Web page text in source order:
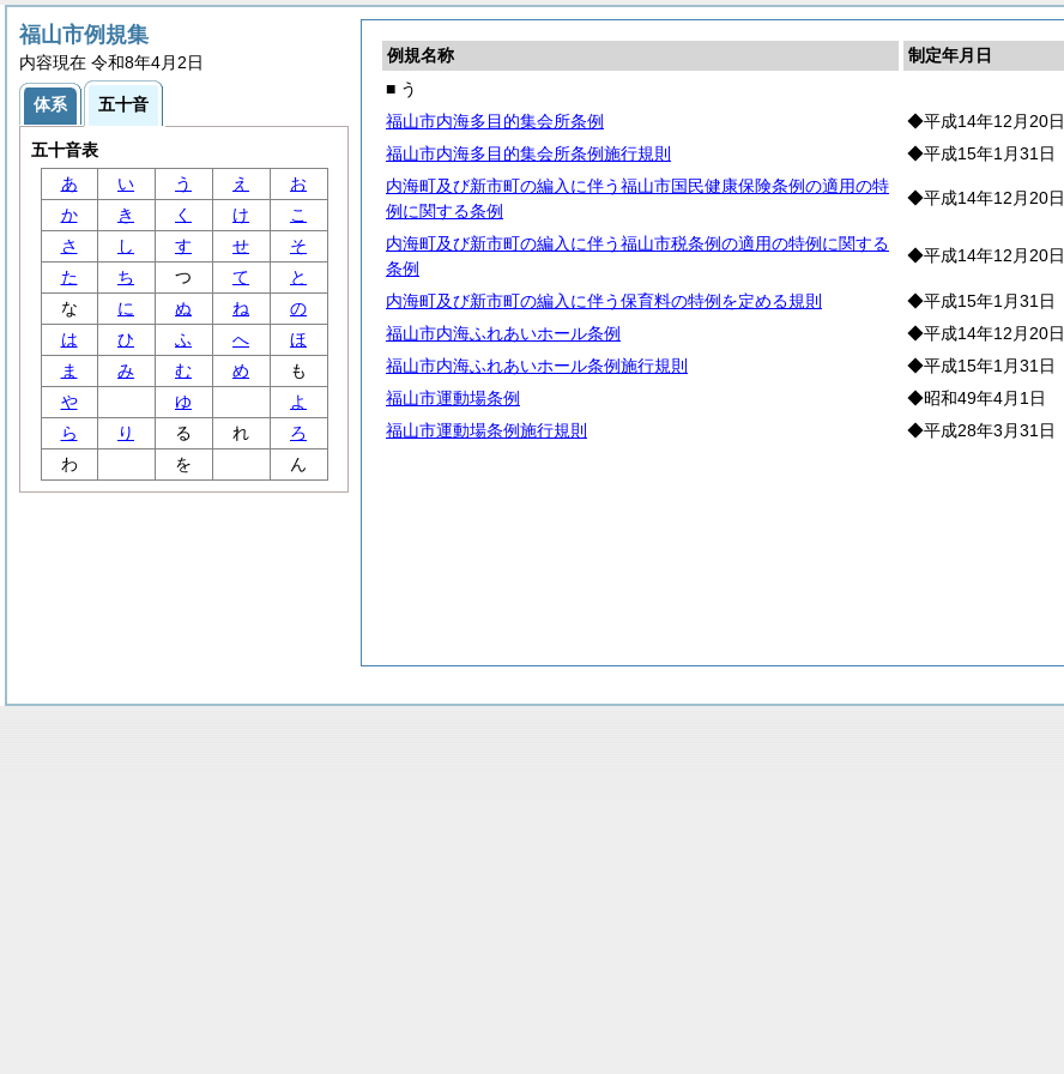
例規名称 制定年月日
■ う
福山市内海多目的集会所条例
◆平成14年12月20日
福山市内海多目的集会所条例施行規則
◆平成15年1月31日
内海町及び新市町の編入に伴う福山市国民健康保険条例の適用の特
例に関する条例
◆平成14年12月20日
内海町及び新市町の編入に伴う福山市税条例の適用の特例に関する
条例
◆平成14年12月20日
内海町及び新市町の編入に伴う保育料の特例を定める規則 ◆平成15年1月31日
福山市内海ふれあいホール条例
◆平成14年12月20日
福山市内海ふれあいホール条例施行規則
◆平成15年1月31日
福山市運動場条例
◆昭和49年4月1日
福山市運動場条例施行規則
◆平成28年3月31日
福山市例規集
内容現在 令和8年4月2日
体系 五十音
五十音表
あ
い う え
お
か
き く け
こ
さ
し す せ
そ
た
ち つ て
と
な
に ぬ ね
の
は
ひ ふ へ
ほ
ま
み む め
も
や
ゆ
よ
ら
り る れ
ろ
わ
を ん